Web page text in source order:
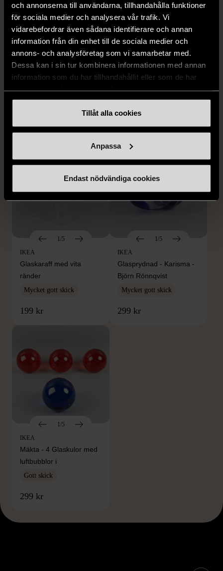
och annonserna till användarna, tillhandahålla funktioner
för sociala medier och analysera vår trafik. Vi
vidarebefordrar även sådana identifierare och annan
information från din enhet till de sociala medier och
annons- och analysföretag som vi samarbetar med.
Dessa kan i sin tur kombinera informationen med annan
information som du har tillhandahållit eller som de har
Tillåt alla cookies
Anpassa
Endast nödvändiga cookies
1/5
IKEA
IKEA Vit blomformad vas
259 kr
1/5
IKEA
Randiga blomkrukor i set
139 kr
1/5
IKEA
Glaskaraff med vita
ränder
Mycket gott skick
199 kr
1/5
IKEA
Glasprydnad - Karisma -
Björn Rönnqvist
Mycket gott skick
299 kr
1/5
IKEA
Mäkta - 4 Glaskulor med
luftbubblor i
Gott skick
299 kr